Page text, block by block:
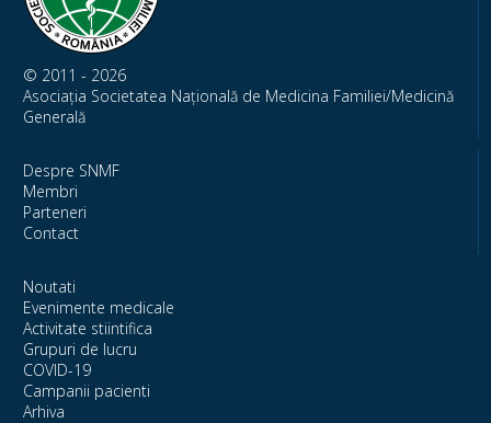
© 2011 - 2026
Asociația Societatea Națională de Medicina Familiei/Medicină
Generală
Despre SNMF
Membri
Parteneri
Contact
Noutati
Evenimente medicale
Activitate stiintifica
Grupuri de lucru
COVID-19
Campanii pacienti
Arhiva